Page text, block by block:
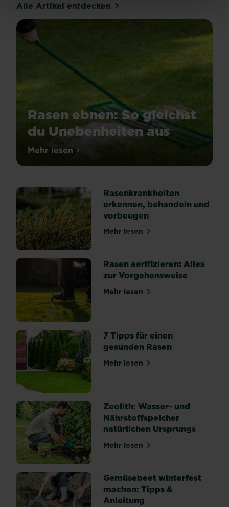
Alle Artikel entdecken
Rasen ebnen: So gleichst
du Unebenheiten aus
Mehr lesenüber Rasen ebnen: So gleichst du
Rasenkrankheiten
erkennen, behandeln und
vorbeugen
Mehr lesenüber Rasenkrankheiten
Rasen aerifizieren: Alles
zur Vorgehensweise
Mehr lesenüber Rasen aerifizieren:
7 Tipps für einen
gesunden Rasen
Mehr lesenüber 7 Tipps für einen
Zeolith: Wasser- und
Nährstoffspeicher
natürlichen Ursprungs
Mehr lesenüber Zeolith: Wasser- und
Gemüsebeet winterfest
machen: Tipps &
Anleitung